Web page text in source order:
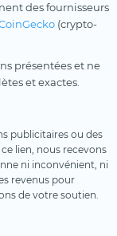
des fournisseurs
(crypto-
présentées et ne
et exactes.
publicitaires ou des
lien, nous recevons
ni inconvénient, ni
revenus pour
de votre soutien.